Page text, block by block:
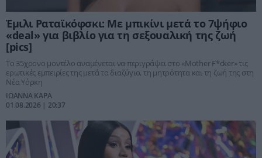
Έμιλι Ραταϊκόφσκι: Με μπικίνι μετά το 7ψήφιο
«deal» για βιβλίο για τη σεξουαλική της ζωή
[pics]
Το 35χρονο μοντέλο αναμένεται να περιγράψει στο «Mother F*cker» τις
ερωτικές εμπειρίες της μετά το διαζύγιο, τη μητρότητα και τη ζωή της στη
Νέα Υόρκη
ΙΩΑΝΝΑ ΚΑΡΑ
01.08.2026 | 20:37